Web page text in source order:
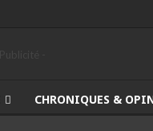
CHRONIQUES &